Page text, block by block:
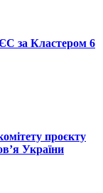
ЄС за Кластером 6
проєкту
України